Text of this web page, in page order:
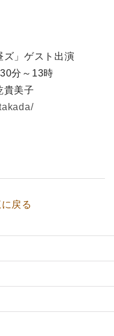
ズ」ゲスト出演
30分～13時
貴美子
戻る